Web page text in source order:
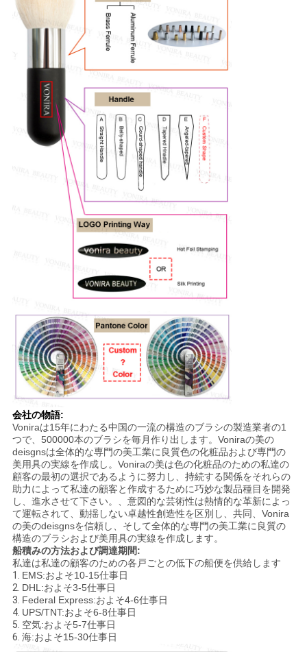
会社の物語:
Voniraは15年にわたる中国の一流の構造のブラシの製造業者の1
つで、500000本のブラシを毎月作り出します。Voniraの美の
deisgnsは全体的な専門の美工業に良質色の化粧品および専門の
美用具の実線を作成し。Voniraの美は色の化粧品のための私達の
顧客の最初の選択であるように努力し、持続する関係をそれらの
助力によって私達の顧客と作成するために巧妙な製品種目を開発
し、進水させて下さい。、意図的な芸術性は熱情的な革新によっ
て運転されて、動揺しない卓越性創造性を区別し、共同、Vonira
の美のdeisgnsを信頼し、そして全体的な専門の美工業に良質の
構造のブラシおよび美用具の実線を作成します。
船積みの方法および調達期間:
私達は私達の顧客のための各戸ごとの低下の船便を供給します
1. EMS:およそ10-15仕事日
2. DHL:およそ3-5仕事日
3. Federal Express:およそ4-6仕事日
4. UPS/TNT:およそ6-8仕事日
5. 空気:およそ5-7仕事日
6. 海:およそ15-30仕事日